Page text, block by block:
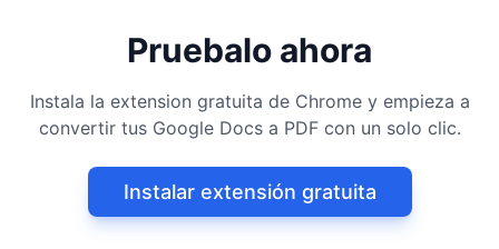
Pruebalo ahora
Instala la extension gratuita de Chrome y empieza a
convertir tus Google Docs a PDF con un solo clic.
Instalar extensión gratuita